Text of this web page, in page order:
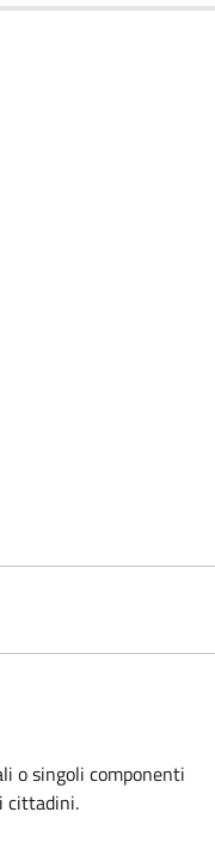
o singoli componenti
cittadini.